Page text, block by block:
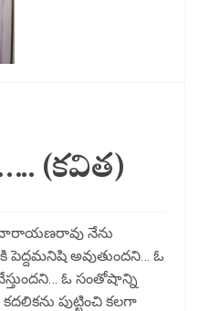
(కవిత)
నారాయణరావు నేను
అవుతుందని… ఓ
ఓ సంతోషాన్ని
పుట్టించి కలగా